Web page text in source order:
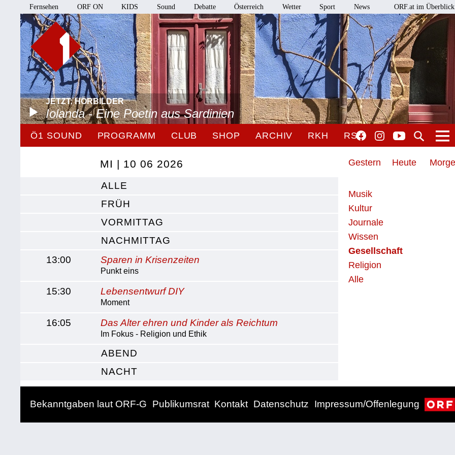
Fernsehen ORF ON KIDS Sound Debatte Österreich Wetter Sport News ORF.at im Überblick
JETZT: HÖRBILDER
Iolanda - Eine Poetin aus Sardinien
Ö1 SOUND PROGRAMM CLUB SHOP ARCHIV RKH RSO
Gestern Heute
Musik
Kultur
Journale
Wissen
Gesellschaft
Religion
Alle
MI | 10 06 2026
ALLE
FRÜH
VORMITTAG
NACHMITTAG
13:00
Sparen in Krisenzeiten
Punkt eins
15:30 Lebensentwurf DIY
Moment
16:05 Das Alter ehren und Kinder als Reichtum
Im Fokus - Religion und Ethik
ABEND
NACHT
Bekanntgaben laut ORF-G Publikumsrat Kontakt Datenschutz Impressum/Offenlegung